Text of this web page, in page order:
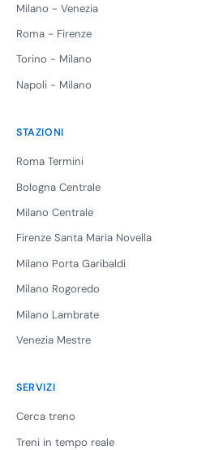
Milano - Venezia
Roma - Firenze
Torino - Milano
Napoli - Milano
STAZIONI
Roma Termini
Bologna Centrale
Milano Centrale
Firenze Santa Maria Novella
Milano Porta Garibaldi
Milano Rogoredo
Milano Lambrate
Venezia Mestre
SERVIZI
Cerca treno
Treni in tempo reale